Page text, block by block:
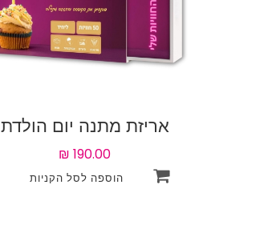
אריזת מתנה יום הולדת
אטרקציות לבחירה